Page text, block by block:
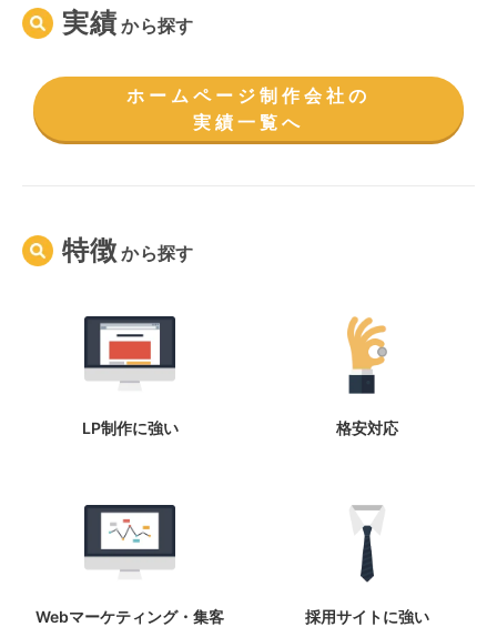
実績から探す
ホームページ制作会社の
実績一覧へ
特徴から探す
LP制作に強い 格安対応
Webマーケティング・集客
採用サイトに強い